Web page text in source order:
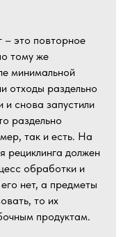
– это повторное
тому же
минимальной
отходы раздельно
снова запустили
раздельно
так и есть. На
рециклинга должен
обработки и
нет, а предметы
то их
продуктам.